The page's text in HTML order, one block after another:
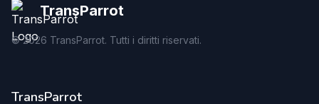
TransParrot
©2026 TransParrot. Tutti i diritti riservati.
TransParrot